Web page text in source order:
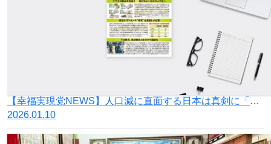
【幸福実現党NEWS】人口減に直面する日本は真剣に「移民」を考えるべき
2026.01.10